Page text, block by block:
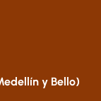
y Bello)